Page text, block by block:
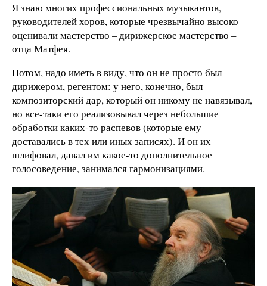
Я знаю многих профессиональных музыкантов,
руководителей хоров, которые чрезвычайно высоко
оценивали мастерство – дирижерское мастерство –
отца Матфея.
Потом, надо иметь в виду, что он не просто был
дирижером, регентом: у него, конечно, был
композиторский дар, который он никому не навязывал,
но все-таки его реализовывал через небольшие
обработки каких-то распевов (которые ему
доставались в тех или иных записях). И он их
шлифовал, давал им какое-то дополнительное
голосоведение, занимался гармонизациями.